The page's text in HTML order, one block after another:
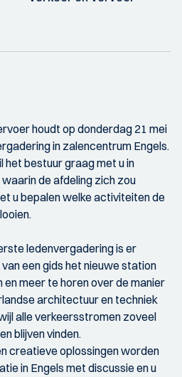
houdt op donderdag 21 mei
in zalencentrum Engels.
het bestuur graag met u in
de afdeling zich zou
u bepalen welke activiteiten de
ledenvergadering is er
een gids het nieuwe station
meer te horen over de manier
architectuur en techniek
alle verkeersstromen zoveel
blijven vinden.
creatieve oplossingen worden
in Engels met discussie en u